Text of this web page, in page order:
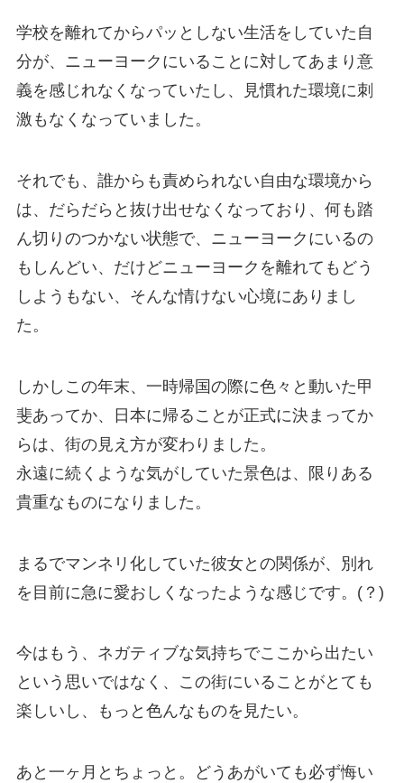
学校を離れてからパッとしない生活をしていた自
分が、ニューヨークにいることに対してあまり意
義を感じれなくなっていたし、見慣れた環境に刺
激もなくなっていました。
それでも、誰からも責められない自由な環境から
は、だらだらと抜け出せなくなっており、何も踏
ん切りのつかない状態で、ニューヨークにいるの
もしんどい、だけどニューヨークを離れてもどう
しようもない、そんな情けない心境にありまし
た。
しかしこの年末、一時帰国の際に色々と動いた甲
斐あってか、日本に帰ることが正式に決まってか
らは、街の見え方が変わりました。
永遠に続くような気がしていた景色は、限りある
貴重なものになりました。
まるでマンネリ化していた彼女との関係が、別れ
を目前に急に愛おしくなったような感じです。(？)
今はもう、ネガティブな気持ちでここから出たい
という思いではなく、この街にいることがとても
楽しいし、もっと色んなものを見たい。
あと一ヶ月とちょっと。どうあがいても必ず悔い